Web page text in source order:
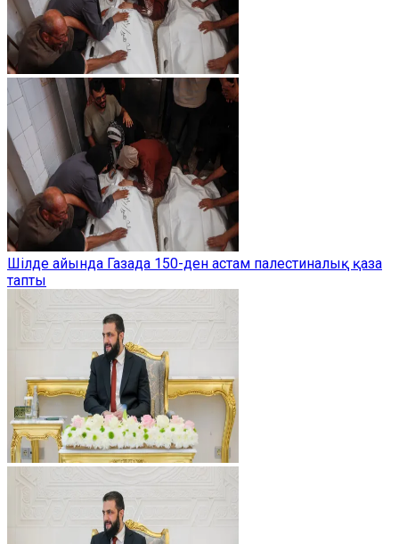
Шілде айында Газада 150-ден астам палестиналық қаза
тапты